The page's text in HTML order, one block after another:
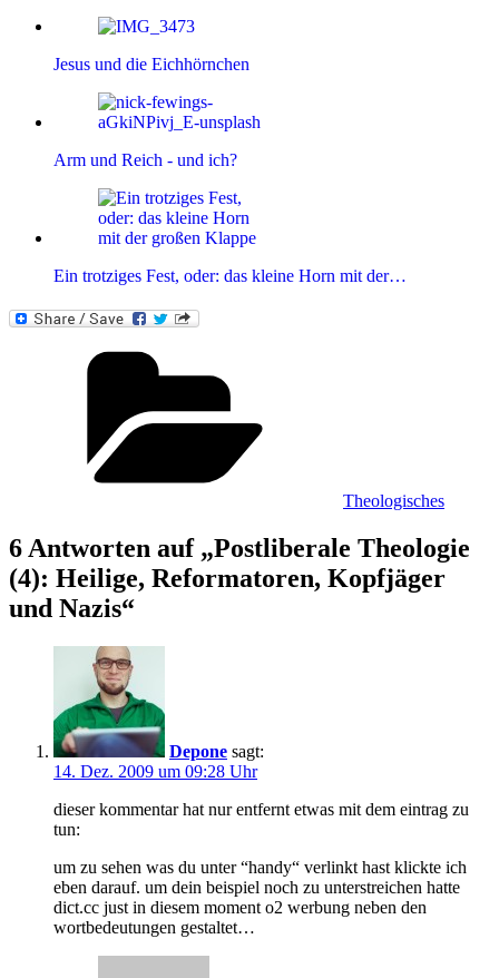
Jesus und die Eichhörnchen
Arm und Reich - und ich?
Ein trotziges Fest, oder: das kleine Horn mit der…
Theologisches
6 Antworten auf „Postliberale Theologie
(4): Heilige, Reformatoren, Kopfjäger
und Nazis“
Depone sagt:
14. Dez. 2009 um 09:28 Uhr
dieser kommentar hat nur entfernt etwas mit dem eintrag zu
tun:
um zu sehen was du unter “handy“ verlinkt hast klickte ich
eben darauf. um dein beispiel noch zu unterstreichen hatte
dict.cc just in diesem moment o2 werbung neben den
wortbedeutungen gestaltet…